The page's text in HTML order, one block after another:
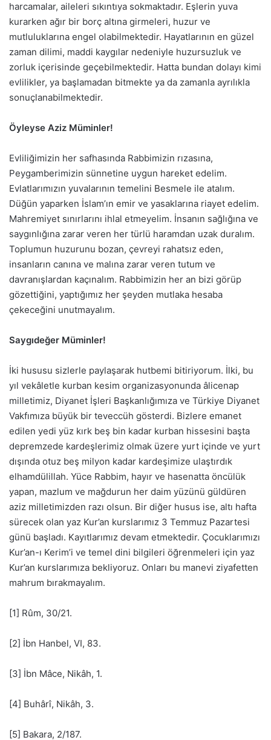
harcamalar, aileleri sıkıntıya sokmaktadır. Eşlerin yuva
kurarken ağır bir borç altına girmeleri, huzur ve
mutluluklarına engel olabilmektedir. Hayatlarının en güzel
zaman dilimi, maddi kaygılar nedeniyle huzursuzluk ve
zorluk içerisinde geçebilmektedir. Hatta bundan dolayı kimi
evlilikler, ya başlamadan bitmekte ya da zamanla ayrılıkla
sonuçlanabilmektedir.
Öyleyse Aziz Müminler!
Evliliğimizin her safhasında Rabbimizin rızasına,
Peygamberimizin sünnetine uygun hareket edelim.
Evlatlarımızın yuvalarının temelini Besmele ile atalım.
Düğün yaparken İslam’ın emir ve yasaklarına riayet edelim.
Mahremiyet sınırlarını ihlal etmeyelim. İnsanın sağlığına ve
saygınlığına zarar veren her türlü haramdan uzak duralım.
Toplumun huzurunu bozan, çevreyi rahatsız eden,
insanların canına ve malına zarar veren tutum ve
davranışlardan kaçınalım. Rabbimizin her an bizi görüp
gözettiğini, yaptığımız her şeyden mutlaka hesaba
çekeceğini unutmayalım.
Saygıdeğer Müminler!
İki hususu sizlerle paylaşarak hutbemi bitiriyorum. İlki, bu
yıl vekâletle kurban kesim organizasyonunda âlicenap
milletimiz, Diyanet İşleri Başkanlığımıza ve Türkiye Diyanet
Vakfımıza büyük bir teveccüh gösterdi. Bizlere emanet
edilen yedi yüz kırk beş bin kadar kurban hissesini başta
depremzede kardeşlerimiz olmak üzere yurt içinde ve yurt
dışında otuz beş milyon kadar kardeşimize ulaştırdık
elhamdülillah. Yüce Rabbim, hayır ve hasenatta öncülük
yapan, mazlum ve mağdurun her daim yüzünü güldüren
aziz milletimizden razı olsun. Bir diğer husus ise, altı hafta
sürecek olan yaz Kur’an kurslarımız 3 Temmuz Pazartesi
günü başladı. Kayıtlarımız devam etmektedir. Çocuklarımızı
Kur’an-ı Kerim’i ve temel dini bilgileri öğrenmeleri için yaz
Kur’an kurslarımıza bekliyoruz. Onları bu manevi ziyafetten
mahrum bırakmayalım.
[1] Rûm, 30/21.
[2] İbn Hanbel, VI, 83.
[3] İbn Mâce, Nikâh, 1.
[4] Buhârî, Nikâh, 3.
[5] Bakara, 2/187.